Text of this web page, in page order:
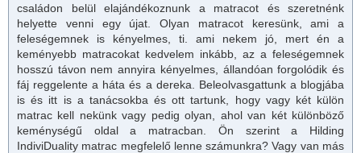
családon belül elajándékoznunk a matracot és szeretnénk
helyette venni egy újat. Olyan matracot keresünk, ami a
feleségemnek is kényelmes, ti. ami nekem jó, mert én a
keményebb matracokat kedvelem inkább, az a feleségemnek
hosszú távon nem annyira kényelmes, állandóan forgolódik és
fáj reggelente a háta és a dereka. Beleolvasgattunk a blogjába
is és itt is a tanácsokba és ott tartunk, hogy vagy két külön
matrac kell nekünk vagy pedig olyan, ahol van két különböző
keménységű oldal a matracban. Ön szerint a Hilding
IndiviDuality matrac megfelelő lenne számunkra? Vagy van más